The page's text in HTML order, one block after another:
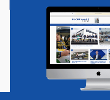
gaan
Magazine